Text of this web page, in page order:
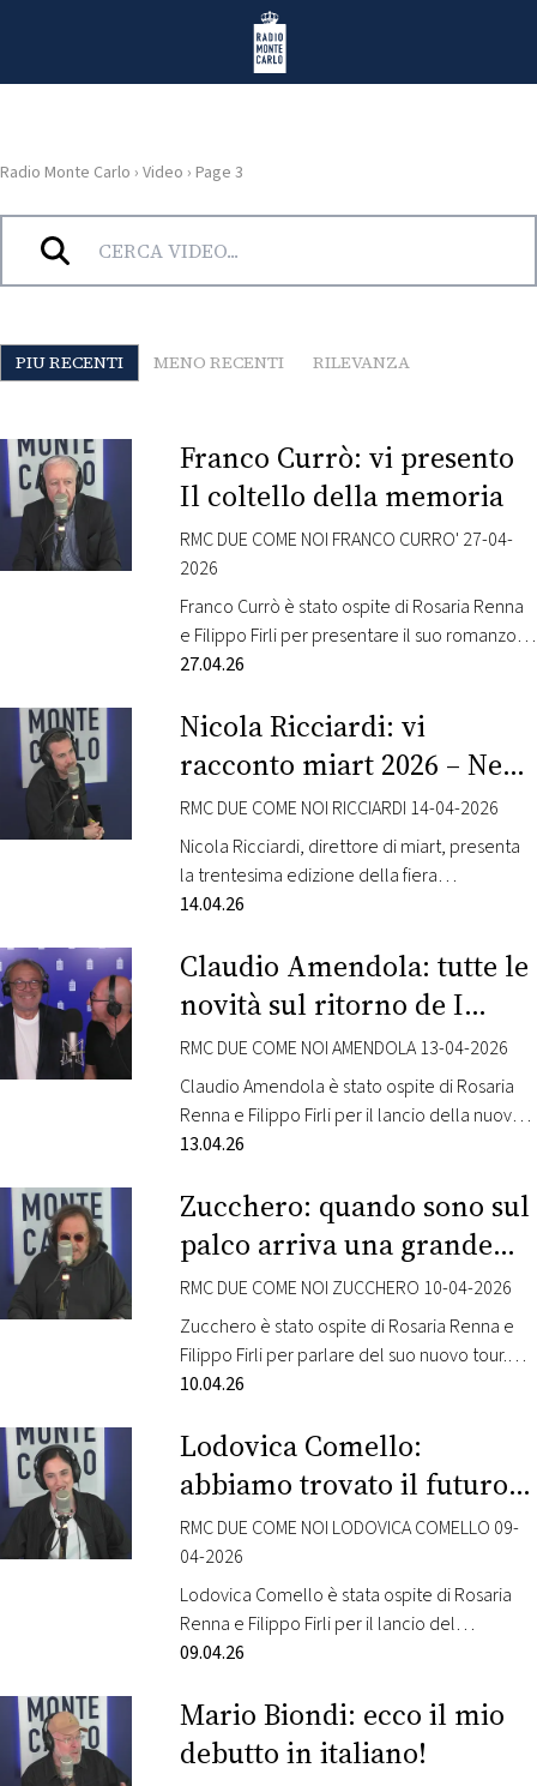
Radio Monte Carlo
HOME
RADIO
WEB
RADIO
PLAYLIST
NEWS
EVENTI
VIDEO
PRINCIPATO
DI
MONACO
RMC
CONSIGLIA
Radio Monte Carlo › Video › Page 3
Archivi:Video
PIU RECENTI MENO RECENTI RILEVANZA
Franco Currò: vi presento
Il coltello della memoria
RMC DUE COME NOI FRANCO CURRO' 27-04-
2026
Franco Currò è stato ospite di Rosaria Renna
e Filippo Firli per presentare il suo romanzo “Il
coltello della memoria“. Nel suo romanzo
Sessantotto attraverso gli occhi di un giovane
che ripercorre il crepuscolo del padre.
Emerge così il ritratto di una generazione che
si era illusa di poter…
27.04.26
Nicola Ricciardi: vi
racconto miart 2026 – New
Directions
RMC DUE COME NOI RICCIARDI 14-04-2026
Nicola Ricciardi, direttore di miart, presenta
la trentesima edizione della fiera
internazionale d’arte moderna e
principali fiere d’arte europee. miart 2026 si
svolge dal 17 al 19 aprile 2026. Intitolata New
Directions – omaggio al celebre album del
1963 del musicista statunitense John Coltrane
in occasione del centenario dalla…
14.04.26
Claudio Amendola: tutte le
novità sul ritorno de I
Cesaroni
RMC DUE COME NOI AMENDOLA 13-04-2026
Claudio Amendola è stato ospite di Rosaria
Renna e Filippo Firli per il lancio della nuova
stagione de “I Cesaroni“, in onda su Canale 5
raccontato agli ascoltatori tutte le novità in
arrivo.
13.04.26
Zucchero: quando sono sul
palco arriva una grande
energia!
RMC DUE COME NOI ZUCCHERO 10-04-2026
Zucchero è stato ospite di Rosaria Renna e
Filippo Firli per parlare del suo nuovo tour.
“Baila (sexy thing) 25th – Under the Moonlight”
hit più amate di sempre. Zucchero torna
negli stadi con 6 imperdibili appuntamenti
live, in cui le sue canzoni…
10.04.26
Lodovica Comello:
abbiamo trovato il futuro
della comicità!
RMC DUE COME NOI LODOVICA COMELLO 09-
04-2026
Lodovica Comello è stata ospite di Rosaria
Renna e Filippo Firli per il lancio del
programma “Zelig On”, in onda dal 12 aprile,
in streaming su MediasetInfinity.
09.04.26
Mario Biondi: ecco il mio
debutto in italiano!